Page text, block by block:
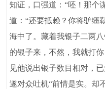
知证，口强道：“呸！那个
道：“还要抵赖？你将驴缰
海中了。藏着我银子二两
的银子来，不然，我就打
见他说出银子数目相对，
遂对众吐机“前情是实。却